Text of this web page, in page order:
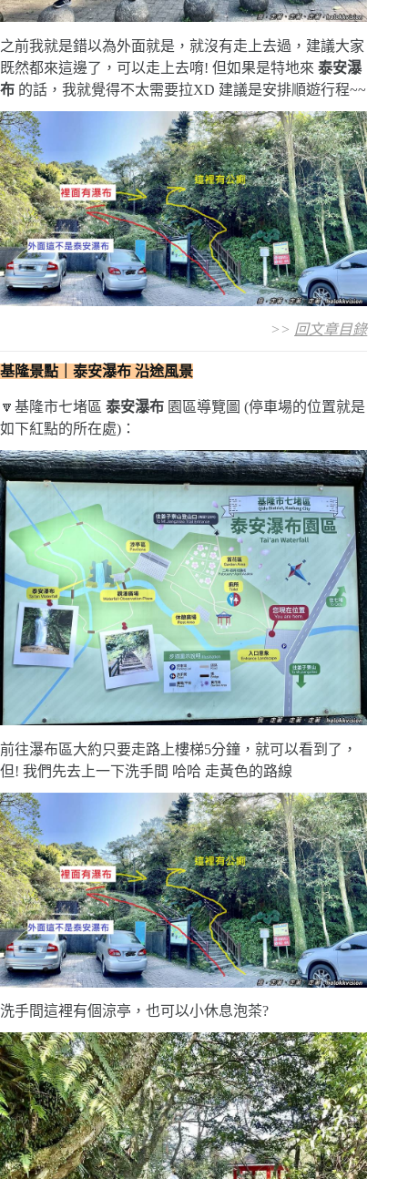
之前我就是錯以為外面就是，就沒有走上去過，建議大家
既然都來這邊了，可以走上去唷! 但如果是特地來 泰安瀑
布 的話，我就覺得不太需要拉XD 建議是安排順遊行程~~
>> 回文章目錄
基隆景點｜泰安瀑布 沿途風景
🔽基隆市七堵區 泰安瀑布 園區導覽圖 (停車場的位置就是
如下紅點的所在處)：
前往瀑布區大約只要走路上樓梯5分鐘，就可以看到了，
但! 我們先去上一下洗手間 哈哈 走黃色的路線
洗手間這裡有個涼亭，也可以小休息泡茶?